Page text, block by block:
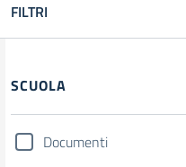
FILTRI
Filtri
SCUOLA
Documenti